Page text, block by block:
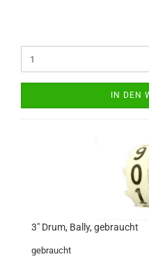
IN DEN
3" Drum, Bally, gebraucht
gebraucht